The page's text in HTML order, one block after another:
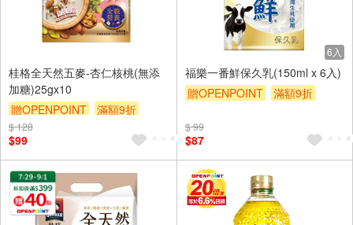
桂格全天然五麥-杏仁核桃(無添
加糖)25gx10
贈OPENPOINT
滿額9折
贈$200
$ 128
$99
6入
福樂一番鮮保久乳(150ml x 6入)
贈OPENPOINT
滿額9折
$ 99
$87